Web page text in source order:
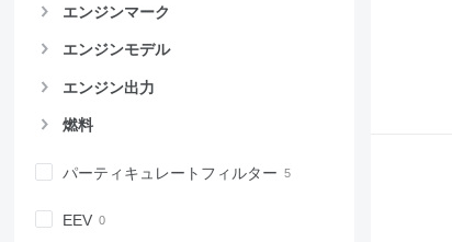
エンジンマーク
エンジンモデル
エンジン出力
燃料
パーティキュレートフィルター
EEV